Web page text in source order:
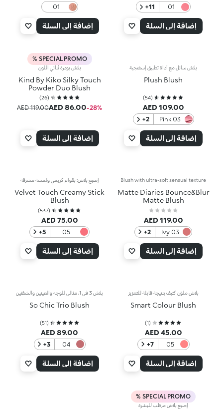
01
Rose
‎+11
إضافة إلى السلة
01
Mocha
إضافة إلى السلة
بلاش سائل مع أداة تطبيق إسفنجية
Plush Blush
(
54
)
AED 109.00
03 Pink
‎+2
إضافة إلى السلة
SPECIAL PROMO %
بلاش بودرة ثنائي اللون
Kind By Kiko Silky Touch
Powder Duo Blush
(
26
)
‎-28‎%‎
AED 86.00
AED 119.00
إضافة إلى السلة
Blush with ultra-soft sensual texture
Matte Diaries Bounce&Blur
Matte Blush
AED 119.00
03 Ivy
League
Rosé
‎+2
إضافة إلى السلة
إصبع بلاش: بقوام كريمي ولمسة مشرقة
Velvet Touch Creamy Stick
Blush
(
537
)
AED 75.00
05
Camelia
Red
‎+5
إضافة إلى السلة
بلاش ملوّن كثيف بنتيجة قابلة للتعزيز
Smart Colour Blush
(
1
)
AED 45.00
05
‎+7
إضافة إلى السلة
بلاش 3 في 1، مثالي للوجه والعينين والشفتَين
So Chic Trio Blush
(
51
)
AED 89.00
04
Bliss
‎+3
إضافة إلى السلة
SPECIAL PROMO %
إصبع بلاش مرطّب للبشرة